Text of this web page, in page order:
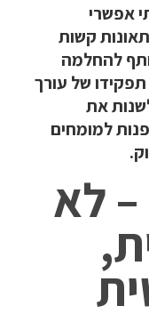
אפשרי
קשות
להחלמה
של עורך
את
למומחים
לא